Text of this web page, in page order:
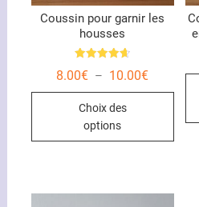
Coussin pour garnir les
housses
4.67
8.00€ – 10.00€Plage
Choix des
options
Ce
Les